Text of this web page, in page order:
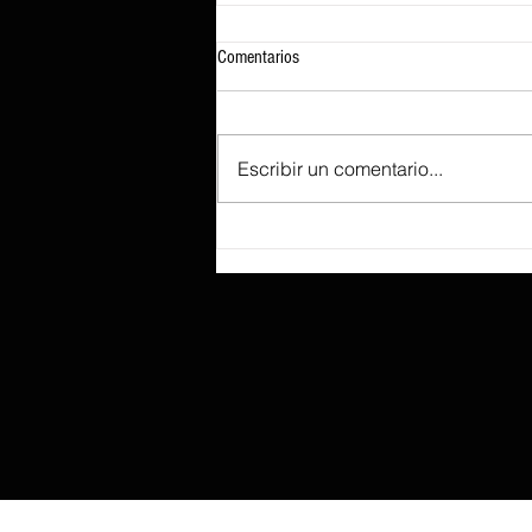
Comentarios
Escribir un comentario...